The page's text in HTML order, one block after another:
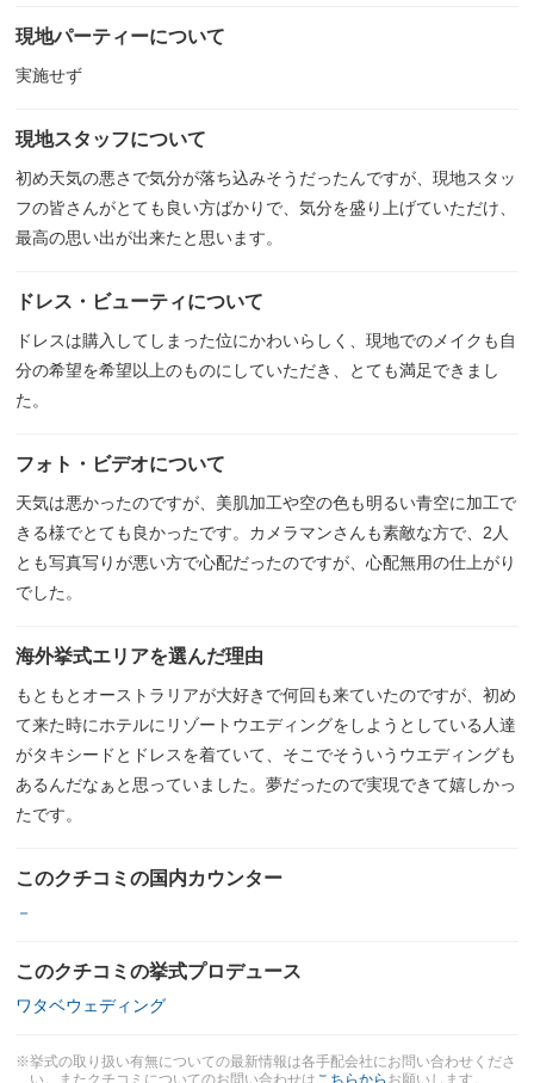
現地パーティーについて
実施せず
現地スタッフについて
初め天気の悪さで気分が落ち込みそうだったんですが、現地スタッ
フの皆さんがとても良い方ばかりで、気分を盛り上げていただけ、
最高の思い出が出来たと思います。
ドレス・ビューティについて
ドレスは購入してしまった位にかわいらしく、現地でのメイクも自
分の希望を希望以上のものにしていただき、とても満足できまし
た。
フォト・ビデオについて
天気は悪かったのですが、美肌加工や空の色も明るい青空に加工で
きる様でとても良かったです。カメラマンさんも素敵な方で、2人
とも写真写りが悪い方で心配だったのですが、心配無用の仕上がり
でした。
海外挙式エリアを選んだ理由
もともとオーストラリアが大好きで何回も来ていたのですが、初め
て来た時にホテルにリゾートウエディングをしようとしている人達
がタキシードとドレスを着ていて、そこでそういうウエディングも
あるんだなぁと思っていました。夢だったので実現できて嬉しかっ
たです。
このクチコミの国内カウンター
－
このクチコミの挙式プロデュース
ワタベウェディング
※挙式の取り扱い有無についての最新情報は各手配会社にお問い合わせくださ
い。またクチコミについてのお問い合わせは こちらから お願いします。